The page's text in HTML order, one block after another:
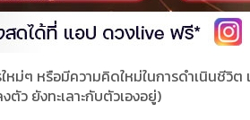
ใหม่ๆ หรือมีความคิดใหม่ในการดำเนินชีวิ
ว ยังทะเลาะกับตัวเองอยู่)